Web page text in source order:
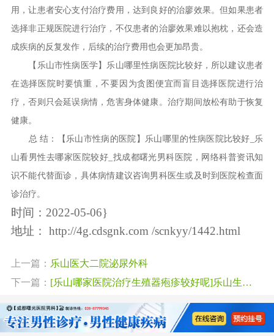
用，让患者安心支付治疗费用，达到良好的治廖效果。但如果患者
选择非正规医院进行治疗，不仅患者的治廖效果难以抱枕，还会造
成疾病的反复发作，后续的治疗费用也会更加昂贵。
【乐山市性病医学】乐山哪里性病医院比较好，所以建议患者
在选择医院时要慎重，不要因为贪图便宜而盲目选择医院进行治
疗，否则只会延误病情，危害身体健康。治疗期间放松有助于恢复
健康。
总 结：【乐山市性病的医院】乐山哪里的性病医院比较好_乐
山看男性去哪家医院较好_找成都曙光男科医院，网络科普资讯知
识不能代替面诊，具体病情建议咨询男科医生或及时到医院检查面
诊治疗。
时间：2022-05-06}
地址：
http://4g.cdsgnk.com /scnkyy/1442.html
上一篇： 乐山医大二院泌尿外科
下一篇：
[乐山哪家医院治疗生殖器疱疹较好呢]乐山生殖疱疹比较好医院